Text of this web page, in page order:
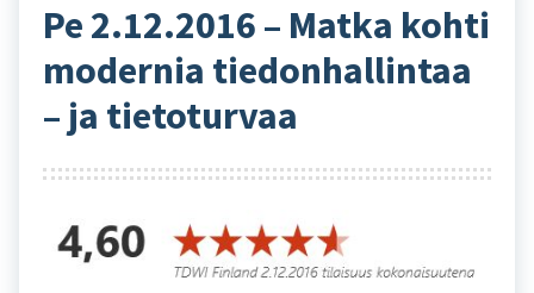
Pe 2.12.2016 – Matka kohti
modernia tiedonhallintaa
– ja tietoturvaa